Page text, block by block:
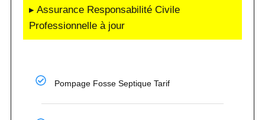
▸ Assurance Responsabilité Civile
Professionnelle à jour
Pompage Fosse Septique Tarif